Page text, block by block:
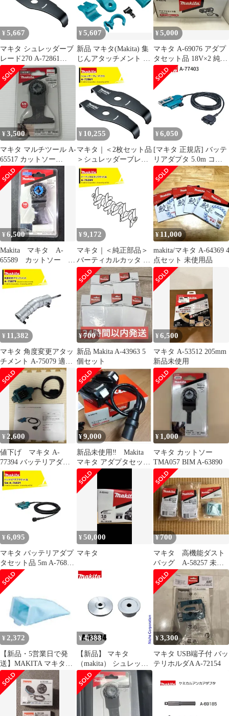
¥ 5,667
マキタ シュレッダーブ
レード270 A-72861
Φ270mm makita
¥5,607
新品 マキタ(Makita) 集
じんアタッチメント A-
66444
¥5,000
マキタ A-69076 アダプ
タセット品 18V×2 純正
品
¥3,500
マキタ マルチツール A-
65517 カットソー
TMA055BIM 未開封品
smkogu096539
¥ 10,255
マキタ｜＜2枚セット品
＞シュレッダーブレー
ド270 A-72861 Φ270mm
makita
¥ 6,050
[マキタ 正規店] バッテ
リアダプタ 5.0m コネ
クタ式 A-77403 makita
純正 パーツ 部品 正規
品 おすすめ 便利
¥6,500
Makita マキタ A-
65589 カットソー
TMA061HM
¥ 9,172
マキタ｜＜純正部品＞
バーティカルカッタ A-
76249
¥ 11,000
makita/マキタ A-64369 4
点セット 未使用品
¥ 11,382
マキタ 角度変更アタッ
チメント A-75079 適合
機種MUA002GZ /
MUA251DZ
¥700
新品 Makita A-43963 5
個セット
¥6,500
マキタ A-53512 205mm
新品未使用
¥ 2,600
値下げ マキタ A-
77394 バッテリアダプ
タ 1.6m
¥9,000
新品未使用‼ Makita
マキタ アダプタセット
品 A-69076 18V×2
¥ 1,000
マキタ カットソー
TMA057 BIM A-63890
¥ 6,095
マキタ バッテリアダプ
タセット品 5m A-76831
適用モデル：UP180D
¥50,000
マキタ
¥700
マキタ 高機能ダスト
バッグ A-58257 未開
封 紙パックおまけ
¥ 2,372
【新品・5営業日で発
送】MAKITA マキタ
A58257 高機能ダストバ
ック A-58257
¥4,388
【新品】 マキタ
（makita） シュレッダ
ーブレード付属セット
品 A-75574
¥3,300
マキタ USB端子付 バッ
テリホルダA A-72154